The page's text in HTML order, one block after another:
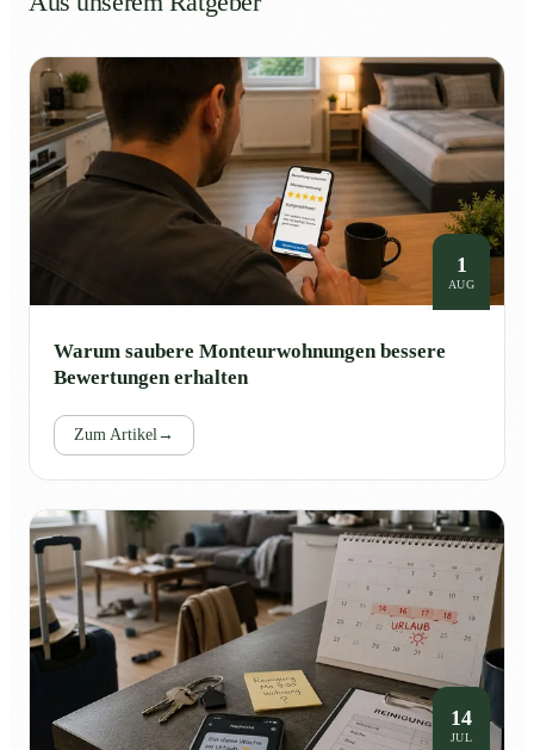
1
AUG
Warum saubere Monteurwohnungen bessere
Bewertungen erhalten
Zum Artikel→
14
JUL